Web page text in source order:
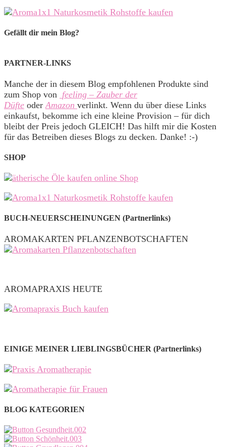
Gefällt dir mein Blog?
PARTNER-LINKS
Manche der in diesem Blog empfohlenen Produkte sind
zum Shop von feeling – Zauber der
Düfte oder Amazon verlinkt. Wenn du über diese Links
einkaufst, bekomme ich eine kleine Provision – für dich
bleibt der Preis jedoch GLEICH! Das hilft mir die Kosten
für das Betreiben dieses Blogs zu decken. Danke! :-)
SHOP
BUCH-NEUERSCHEINUNGEN (Partnerlinks)
AROMAKARTEN PFLANZENBOTSCHAFTEN
AROMAPRAXIS HEUTE
EINIGE MEINER LIEBLINGSBÜCHER (Partnerlinks)
BLOG KATEGORIEN